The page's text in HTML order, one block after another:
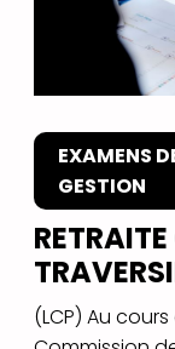
EXAMENS
GESTION
(LCP) Au